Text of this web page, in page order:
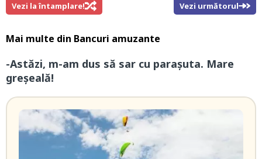
Vezi la întamplare! Vezi următorul
Mai multe din Bancuri amuzante
-Astăzi, m-am dus să sar cu parașuta. Mare
greșeală!